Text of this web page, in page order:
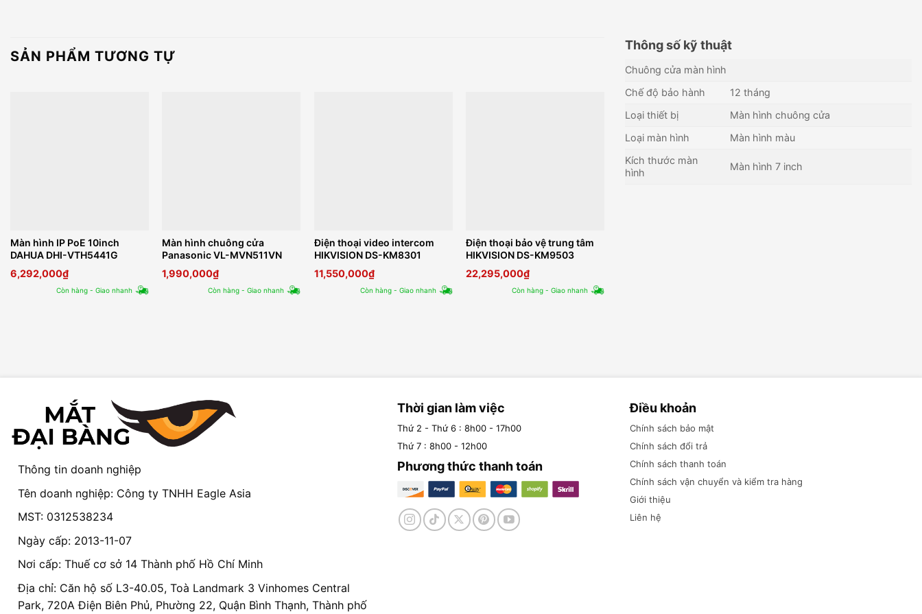
SẢN PHẨM TƯƠNG TỰ
Màn hình IP PoE 10inch
DAHUA DHI-VTH5441G
6,292,000₫
Còn hàng - Giao nhanh
Màn hình chuông cửa
Panasonic VL-MVN511VN
1,990,000₫
Còn hàng - Giao nhanh
Điện thoại video intercom
HIKVISION DS-KM8301
11,550,000₫
Còn hàng - Giao nhanh
Điện thoại bảo vệ trung tâm
HIKVISION DS-KM9503
22,295,000₫
Còn hàng - Giao nhanh
Thông số kỹ thuật
Chuông cửa màn hình
Chế độ bảo hành
12 tháng
Loại thiết bị
Màn hình chuông cửa
Loại màn hình
Màn hình màu
Kích thước màn
hình
Màn hình 7 inch
Thông tin doanh nghiệp
Tên doanh nghiệp: Công ty TNHH Eagle Asia
MST: 0312538234
Ngày cấp: 2013-11-07
Nơi cấp: Thuế cơ sở 14 Thành phố Hồ Chí Minh
Địa chỉ: Căn hộ số L3-40.05, Toà Landmark 3 Vinhomes Central
Park, 720A Điện Biên Phủ, Phường 22, Quận Bình Thạnh, Thành phố
Thời gian làm việc
Thứ 2 - Thứ 6 : 8h00 - 17h00
Thứ 7 : 8h00 - 12h00
Phương thức thanh toán
Điều khoản
Chính sách bảo mật
Chính sách đổi trả
Chính sách thanh toán
Chính sách vận chuyển và kiểm tra hàng
Giới thiệu
Liên hệ